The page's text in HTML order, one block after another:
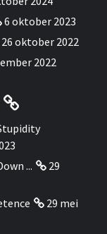
6 oktober 2023
26 oktober 2022
2022
...
29
29 mei